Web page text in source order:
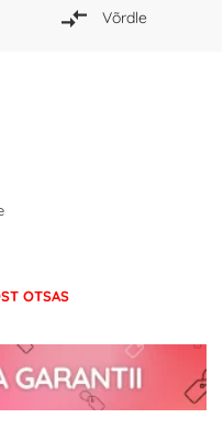
OTSAS
Võrdle